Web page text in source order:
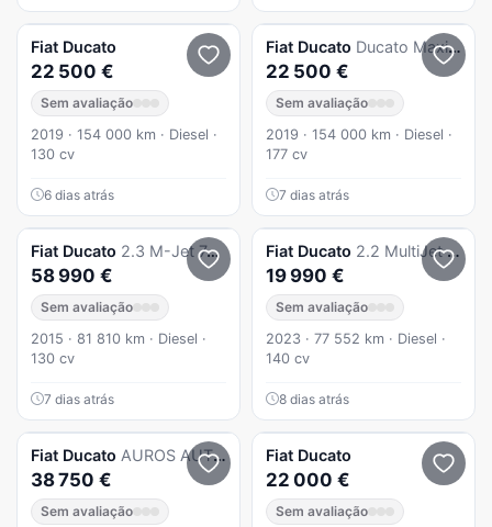
Fiat Ducato
22 500 €
Sem avaliação
2019 · 154 000 km · Diesel ·
130 cv
6 dias atrás
Fiat Ducato Ducato Maxi 2.3 6 Lugares
22 500 €
Sem avaliação
2019 · 154 000 km · Diesel ·
177 cv
7 dias atrás
Fiat Ducato 2.3 M-Jet 740 C Style
58 990 €
Sem avaliação
2015 · 81 810 km · Diesel ·
130 cv
7 dias atrás
Fiat Ducato 2.2 MultiJet c/iva
19 990 €
Sem avaliação
2023 · 77 552 km · Diesel ·
140 cv
8 dias atrás
Fiat Ducato AUROS AUTOSTAR
38 750 €
Sem avaliação
Fiat Ducato
22 000 €
Sem avaliação